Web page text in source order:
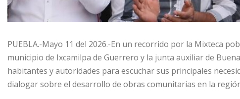
PUEBLA.-Mayo 11 del 2026.-En un recorrido por la Mixteca
municipio de Ixcamilpa de Guerrero y la junta auxiliar de
habitantes y autoridades para escuchar sus principales
dialogar sobre el desarrollo de obras comunitarias en la